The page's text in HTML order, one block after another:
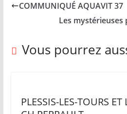
COMMUNIQUÉ AQUAVIT 37
Les mystérieuses
Vous pourrez
PLESSIS-LES-TOURS